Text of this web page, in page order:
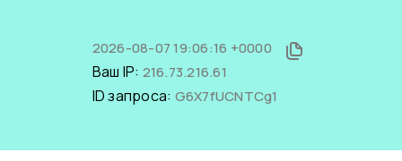
2026-08-07 19:06:16 +0000
Ваш IP: 216.73.216.61
ID запроса: G6X7fUCNTCg1